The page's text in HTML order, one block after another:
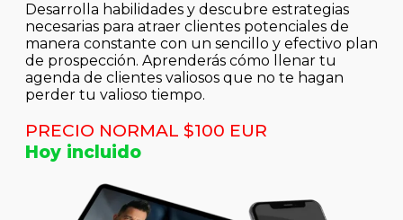
Desarrolla habilidades y descubre estrategias
necesarias para atraer clientes potenciales de
manera constante con un sencillo y efectivo plan
de prospección. Aprenderás cómo llenar tu
agenda de clientes valiosos que no te hagan
perder tu valioso tiempo.
PRECIO NORMAL $100 EUR
Hoy incluido